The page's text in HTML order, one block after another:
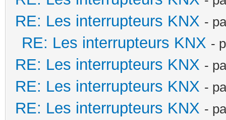
RE: Les interrupteurs KNX -
RE: Les interrupteurs KNX -
RE: Les interrupteurs KNX -
RE: Les interrupteurs KNX -
RE: Les interrupteurs KNX -